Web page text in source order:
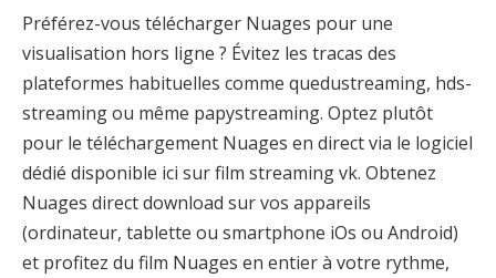
Préférez-vous télécharger Nuages pour une
visualisation hors ligne ? Évitez les tracas des
plateformes habituelles comme quedustreaming, hds-
streaming ou même papystreaming. Optez plutôt
pour le téléchargement Nuages en direct via le logiciel
dédié disponible ici sur film streaming vk. Obtenez
Nuages direct download sur vos appareils
(ordinateur, tablette ou smartphone iOs ou Android)
et profitez du film Nuages en entier à votre rythme,